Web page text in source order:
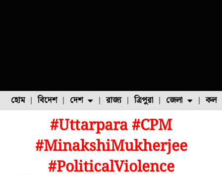
হোম বিদেশ দেশ
ফুল চাষ ফল চাষ মাছ চাষ
রাজ্য ত্রিপুরা জেলা
#Uttarpara #CPM
#MinakshiMukherjee
#PoliticalViolence